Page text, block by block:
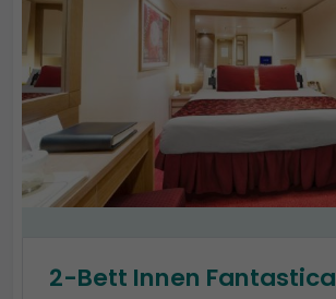
2-Bett Innen Fantastica